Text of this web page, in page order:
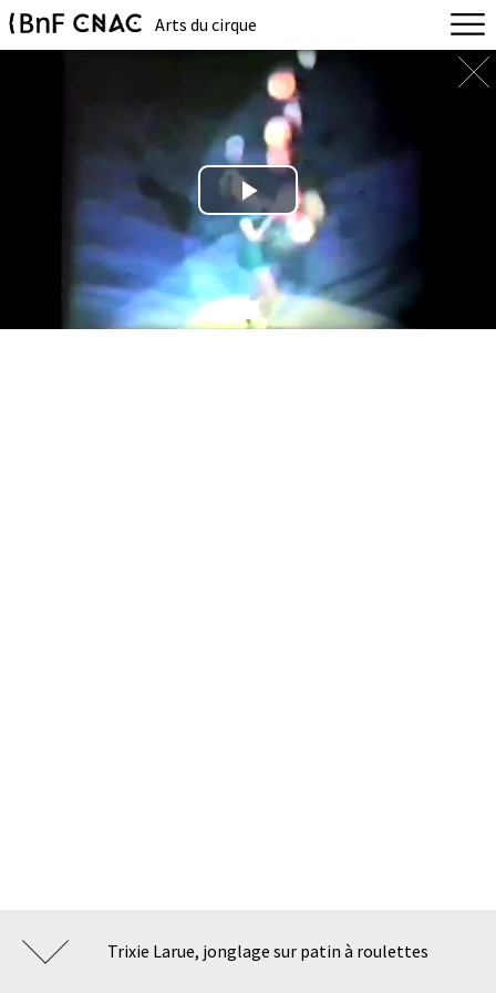
Arts du cirque
Play
Video
Trixie Larue, jonglage sur patin à roulettes